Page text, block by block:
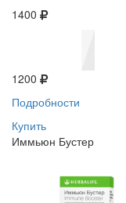
1400
1200
Подробности
Купить
Иммьюн Бустер